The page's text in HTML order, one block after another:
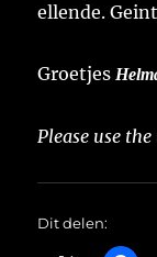
ellende.
Groetjes
Please use
Dit delen: